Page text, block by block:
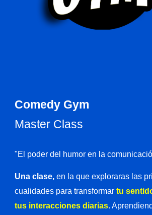
Comedy Gym
Master Class
"El poder del humor en la
Una clase, en la que exploraras las
cualidades para transformartu
tus interacciones diarias.